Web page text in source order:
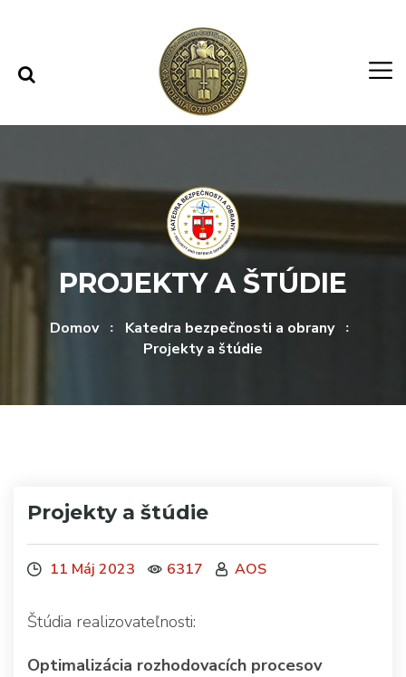
PROJEKTY A ŠTÚDIE
Domov
Katedra bezpečnosti a obrany
Projekty a štúdie
Projekty a štúdie
11 Máj 2023 6317 AOS
Štúdia realizovateľnosti:
Optimalizácia rozhodovacích procesov